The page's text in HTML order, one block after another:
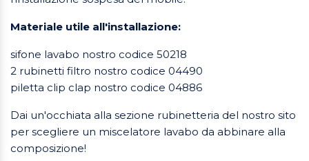
Materiale utile all'installazione:
sifone lavabo nostro codice 50218
2 rubinetti filtro nostro codice 04490
piletta clip clap nostro codice 04886
Dai un'occhiata alla sezione rubinetteria del nostro sito
per scegliere un miscelatore lavabo da abbinare alla
composizione!